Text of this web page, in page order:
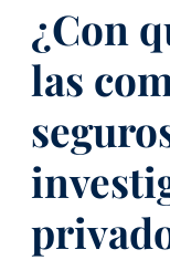
¿Con
las